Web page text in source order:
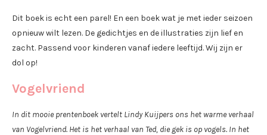
Dit boek is echt een parel! En een boek wat je met ieder seizoen
opnieuw wilt lezen. De gedichtjes en de illustraties zijn lief en
zacht. Passend voor kinderen vanaf iedere leeftijd. Wij zijn er
dol op!
Vogelvriend
In dit mooie prentenboek vertelt Lindy Kuijpers ons het warme verhaal
van Vogelvriend. Het is het verhaal van Ted, die gek is op vogels. In het